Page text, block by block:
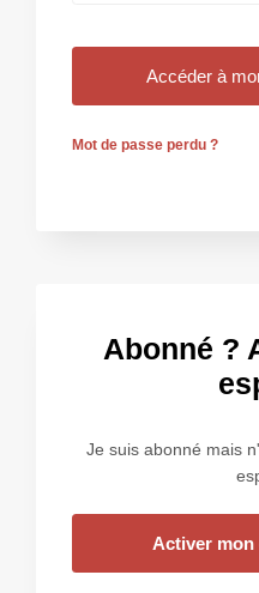
Mot de passe perdu ?
Abonné ?
Je suis abonné mais
Activer mon